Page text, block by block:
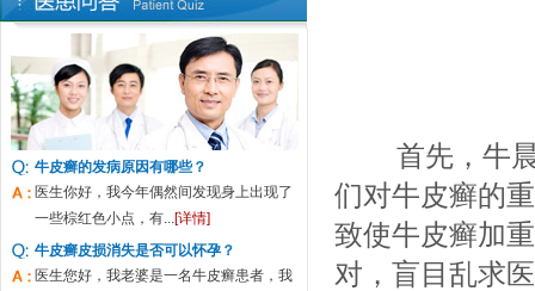
牛皮癣的发病原因有哪些？
医生你好，我今年偶然间发现身上出现了
一些棕红色小点，有...[详情]
牛皮癣皮损消失是否可以怀孕？
医生您好，我老婆是一名牛皮癣患者，我
首先，牛
们对牛皮癣的
致使牛皮癣加
对，盲目乱求